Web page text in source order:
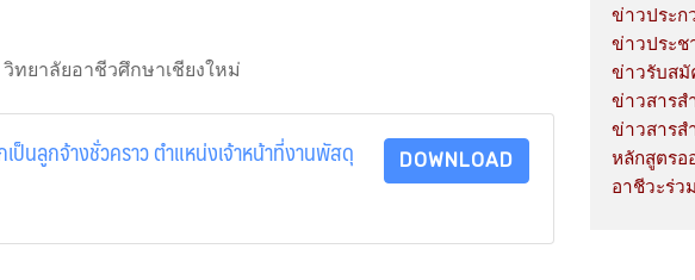
ทยาลัยอาชีวศึกษาเชียงใหม่
นลูกจ้างชั่วคราว ตำแหน่งเจ้าหน้าที่งานพัสดุ DOWNLOAD
ข่าวประก
ข่าวประช
ข่าวรับสมั
ข่าวสารส
ข่าวสารส
หลักสูตรอ
อาชีวะร่ว